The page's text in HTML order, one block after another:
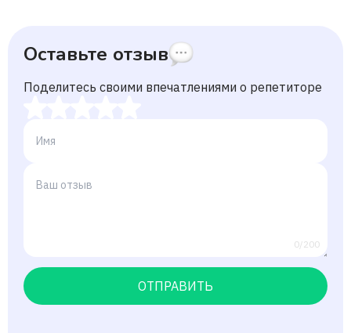
Оставьте отзыв
Поделитесь своими впечатлениями о репетиторе
0/200
ОТПРАВИТЬ